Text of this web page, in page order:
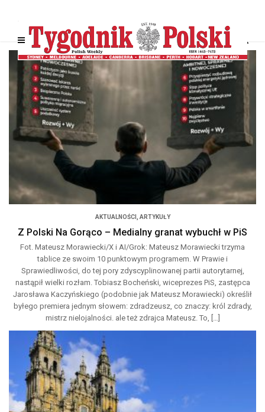
AKTUALNOŚCI , ARTYKUŁY
Z Polski Na Gorąco – Medialny granat wybuchł w PiS
Fot. Mateusz Morawiecki/X i AI/Grok: Mateusz Morawiecki trzyma
tablice ze swoim 10 punktowym programem. W Prawie i
Sprawiedliwości, do tej pory zdyscyplinowanej partii autorytarnej,
nastąpił wielki rozłam. Tobiasz Bocheński, wiceprezes PiS, zastępca
Jarosława Kaczyńskiego (podobnie jak Mateusz Morawiecki) określił
byłego premiera jednym słowem: zdradzeusz, co znaczy: król zdrady,
mistrz nielojalności. ale też zdrajca Mateusz. To, […]